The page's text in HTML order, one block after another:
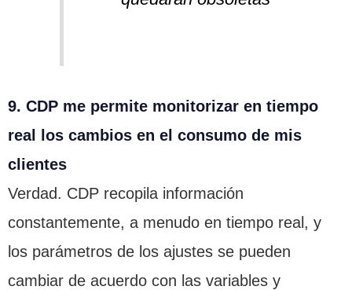
9. CDP me permite monitorizar en tiempo
real los cambios en el consumo de mis
clientes
Verdad. CDP recopila información
constantemente, a menudo en tiempo real, y
los parámetros de los ajustes se pueden
cambiar de acuerdo con las variables y